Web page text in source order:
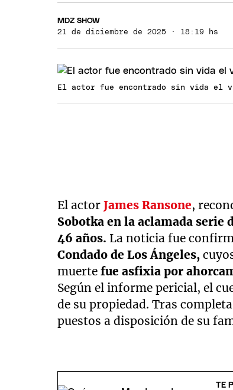
MDZ SHOW
21 de diciembre de 2025 · 18:19 hs
El actor fue encontrado sin vida el
El actorJames Ransone,
Sobotka en la aclamada serie
46 años. La noticia fue
Condado de Los Ángeles,
muertefue asfixia por
Según el informe pericial, el
de su propiedad. Tras
puestos a disposición de su
TE